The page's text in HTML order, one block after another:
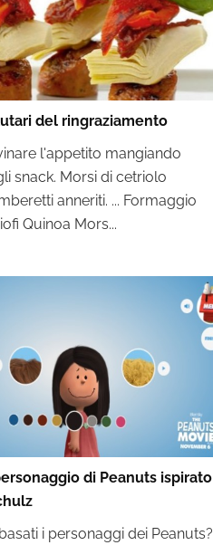
del ringraziamento
l'appetito mangiando
snack. Morsi di cetriolo
anneriti. ... Formaggio
Quinoa Mors...
di Peanuts ispirato
i personaggi dei Peanuts?